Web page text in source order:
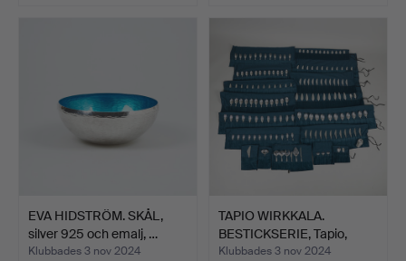
EVA HIDSTRÖM. SKÅL,
silver 925 och emalj, …
Klubbades 3 nov 2024
TAPIO WIRKKALA.
BESTICKSERIE, Tapio,
silve…
Klubbades 3 nov 2024